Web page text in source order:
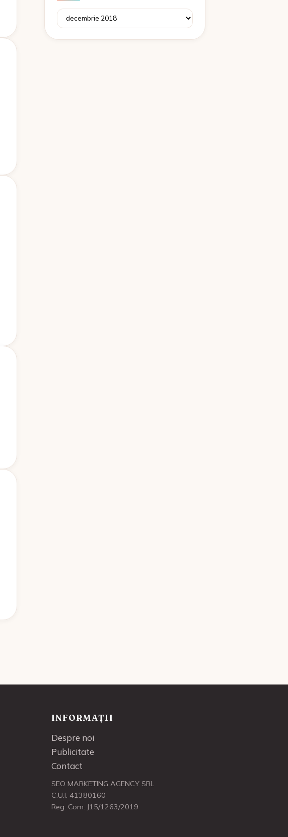
Arhive
INFORMAȚII
Despre noi
Publicitate
Contact
SEO MARKETING AGENCY SRL
C.U.I. 41380160
Reg. Com. J15/1263/2019